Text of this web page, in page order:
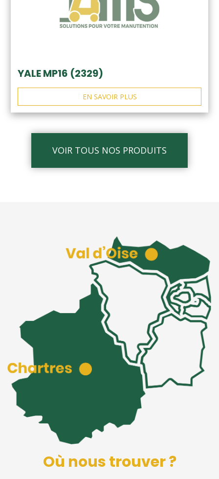
YALE MP16 (2329)
EN SAVOIR PLUS
VOIR TOUS NOS PRODUITS
Où nous trouver ?